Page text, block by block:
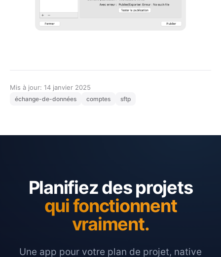
Mis à jour: 14 janvier 2025
échange-de-données comptes sftp
Planifiez des projets
qui fonctionnent
vraiment.
Une app pour votre plan de projet, native